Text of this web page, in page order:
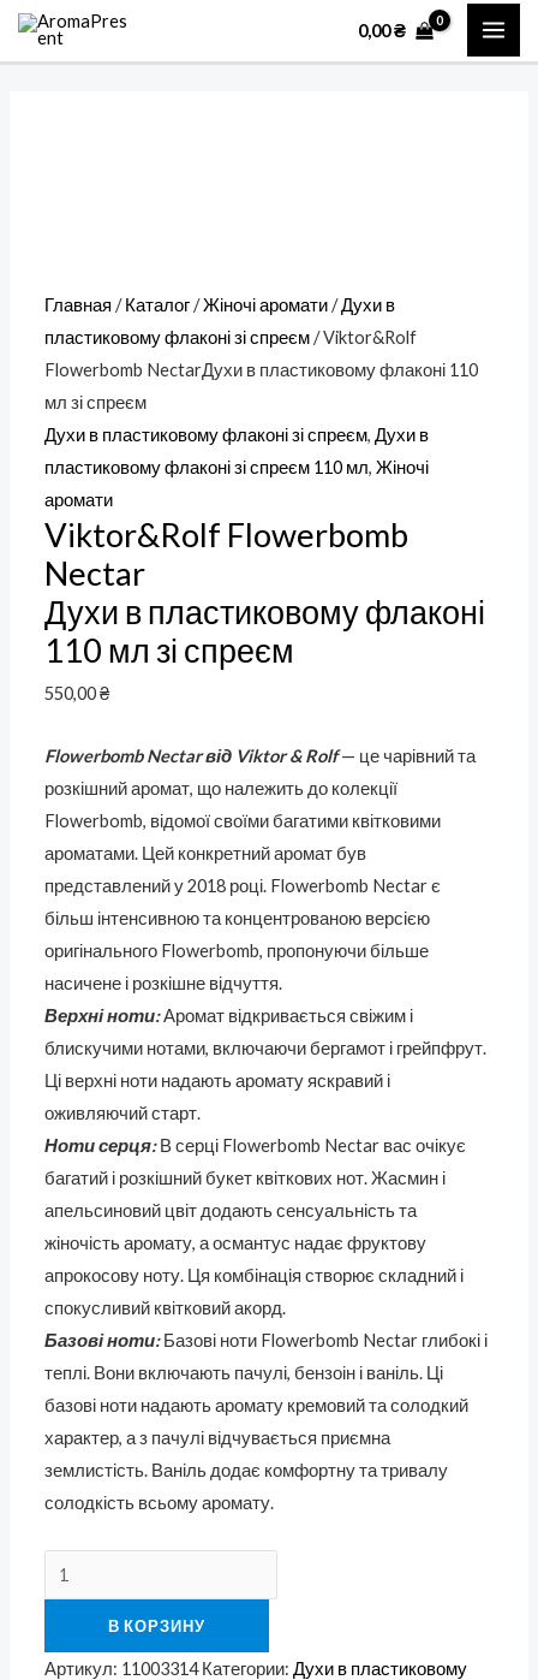
Перейти
0,00₴
Главная /Каталог/Жіночі аромати/Духи в
пластиковому флаконі зі спреєм/ Viktor&Rolf
Flowerbomb NectarДухи в пластиковому флаконі 110
мл зі спреєм
Духи в пластиковому флаконі зі спреєм,Духи в
пластиковому флаконі зі спреєм 110 мл,Жіночі
аромати
Viktor&Rolf Flowerbomb
Nectar
Духи в пластиковому флаконі
110 мл зі спреєм
550,00₴
Flowerbomb Nectar від Viktor & Rolf— це чарівний та
розкішний аромат, що належить до колекції
Flowerbomb, відомої своїми багатими квітковими
ароматами. Цей конкретний аромат був
представлений у 2018 році. Flowerbomb Nectar є
більш інтенсивною та концентрованою версією
оригінального Flowerbomb, пропонуючи більше
насичене і розкішне відчуття.
Верхні ноти:Аромат відкривається свіжим і
блискучими нотами, включаючи бергамот і грейпфрут.
Ці верхні ноти надають аромату яскравий і
оживляючий старт.
Ноти серця:В серці Flowerbomb Nectar вас очікує
багатий і розкішний букет квіткових нот. Жасмин і
апельсиновий цвіт додають сенсуальність та
жіночість аромату, а османтус надає фруктову
апрокосову ноту. Ця комбінація створює складний і
спокусливий квітковий акорд.
Базові ноти:Базові ноти Flowerbomb Nectar глибокі і
теплі. Вони включають пачулі, бензоін і ваніль. Ці
базові ноти надають аромату кремовий та солодкий
характер, а з пачулі відчувається приємна
землистість. Ваніль додає комфортну та тривалу
солодкість всьому аромату.
Количество
товара
мл
зі
спреєм
В КОРЗИНУ
Артикул: 11003314 Категории:Духи в пластиковому